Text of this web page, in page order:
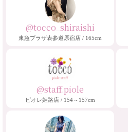
@tocco_shiraishi
東急プラザ表参道原宿店 / 165cm
@staff.piole
ピオレ姫路店 / 154～157cm